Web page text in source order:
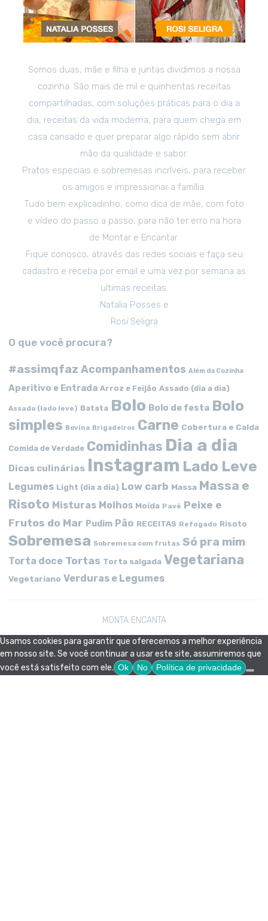
Somos duas, mãe e filha e juntas dividimos a nossa
cozinha. São mais de mil e quinhentas receitas
compartilhadas, com soluções práticas para o dia a
dia, receitas da vida moderna, para quem chega em
casa cansado e quer preparar algo rápido sem abrir
mão da qualidade e sabor.
Pratos especiais e sobremesas incríveis, para receber
os amigos e impressionar a família.
Tudo bem explicadinho, como dica de mãe, com foto
e vídeo do passo a passo, para não ter erro na hora
de Montar e Encantar.
Fique conosco, através das redes sociais e faça seu
cadastro e receba por email e uma vez por semana as
ultimas receitas.
Natalia Posses e
Rosi Seligra
O que você procura?
#assimqfaz Acompanhamentos Além da Cozinha
Aperitivo e Entrada Arroz e Feijão Assado (dia a dia)
Assado (lado leve) Batata Bolo Bolo de festa Bolo
simples Bovina Brigadeiros Carne Cobertura e Calda
Comida de Verdade Comidinhas Dia a dia
Dicas culinárias Instagram Lado Leve
Legumes Light (dia a dia) Low carb Massa Massa e
Risoto Misturas Molhos Moída Pavê Peixe e
Frutos do Mar Pudim Pão RECEITAS Refogado Risoto
Sobremesa Sobremesa com frutas Só pra mim
Torta doce Tortas Torta salgada Vegetariana
Vegetariano Verduras e Legumes
MONTA ENCANTA
Usamos cookies para garantir que oferecemos a melhor experiência
em nosso site. Se você continuar a usar este site, assumiremos que
você está satisfeito com ele. Ok No Política de privacidade